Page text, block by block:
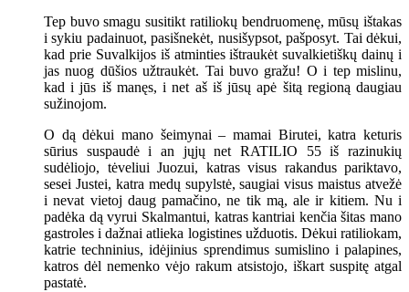
Tep buvo smagu susitikt ratiliokų bendruomenę, mūsų ištakas
i sykiu padainuot, pasišnekėt, nusišypsot, pašposyt. Tai dėkui,
kad prie Suvalkijos iš atminties ištraukėt suvalkietiškų dainų i
jas nuog dūšios užtraukėt. Tai buvo gražu! O i tep mislinu,
kad i jūs iš manęs, i net aš iš jūsų apė šitą regioną daugiau
sužinojom.
O dą dėkui mano šeimynai – mamai Birutei, katra keturis
sūrius suspaudė i an jųjų net RATILIO 55 iš razinukių
sudėliojo, tėveliui Juozui, katras visus rakandus pariktavo,
sesei Justei, katra medų supylstė, saugiai visus maistus atvežė
i nevat vietoj daug pamačino, ne tik mą, ale ir kitiem. Nu i
padėka dą vyrui Skalmantui, katras kantriai kenčia šitas mano
gastroles i dažnai atlieka logistines užduotis. Dėkui ratiliokam,
katrie techninius, idėjinius sprendimus sumislino i palapines,
katros dėl nemenko vėjo rakum atsistojo, iškart suspitę atgal
pastatė.